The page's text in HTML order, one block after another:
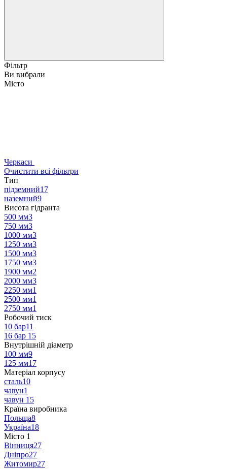
Фільтр
Ви вибрали
Місто
Черкаси
Очистити всі фільтри
Тип
підземний17
наземний9
Висота гідранта
500 мм3
750 мм3
1000 мм3
1250 мм3
1500 мм3
1750 мм3
1900 мм2
2000 мм3
2250 мм1
2500 мм1
2750 мм1
Робочий тиск
10 бар11
16 бар 15
Внутрішній діаметр
100 мм9
125 мм17
Матеріал корпусу
сталь10
чавун1
чавун 15
Країна виробника
Польща8
Україна18
Місто 1
Вінниця27
Дніпро27
Житомир27